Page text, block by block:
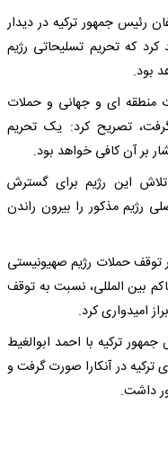
رئیس جمهور ترکیه در دیدار
کرد که تحریم تسلیحاتی رژیم
بود.
منطقه ای و جهانی و حملات
تصریح کرد: یک تحریم
بر آن کافی خواهد بود.
این رژیم برای گسترش
رژیم مذکور را بیرون راندن
توقف حملات رژیم صهیونیستی
بین المللی، نسبت به توقف
امیدواری کرد.
ترکیه با احمد ابوالغیط
ترکیه در آنکارا صورت گرفت و
داشت.